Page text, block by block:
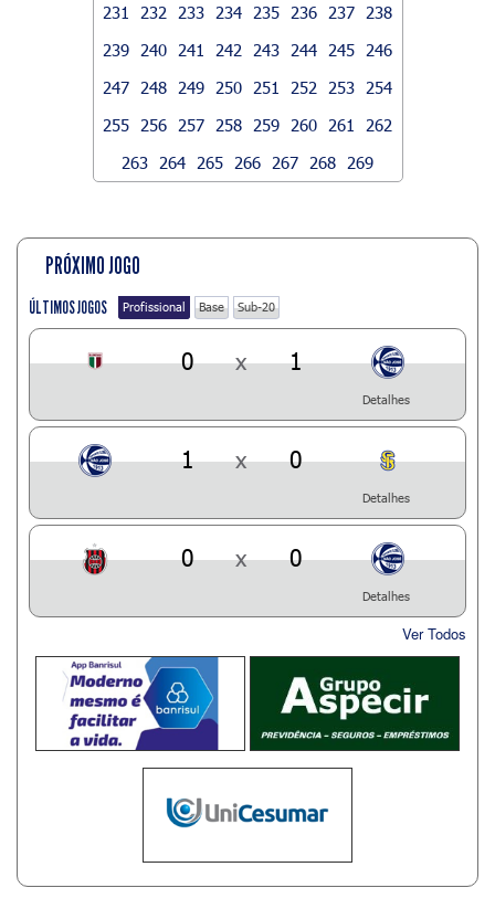
231
232 233 234 235 236 237
238
239
240 241 242 243 244 245
246
247
248 249 250 251 252 253
254
255
256 257 258 259 260 261
262
263
264 265 266 267 268 269
PRÓXIMO JOGO
ÚLTIMOS JOGOS Profissional Base Sub-20
0 x 1
Detalhes
1 x 0
Detalhes
0 x 0
Detalhes
Ver Todos